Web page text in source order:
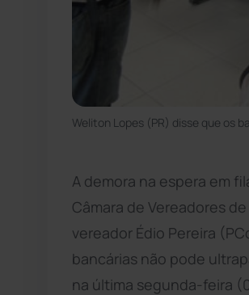
Weliton Lopes (PR) disse que os
A demora na espera em
Câmara de Vereadores
vereador Édio Pereira
bancárias não pode
na última segunda-feira